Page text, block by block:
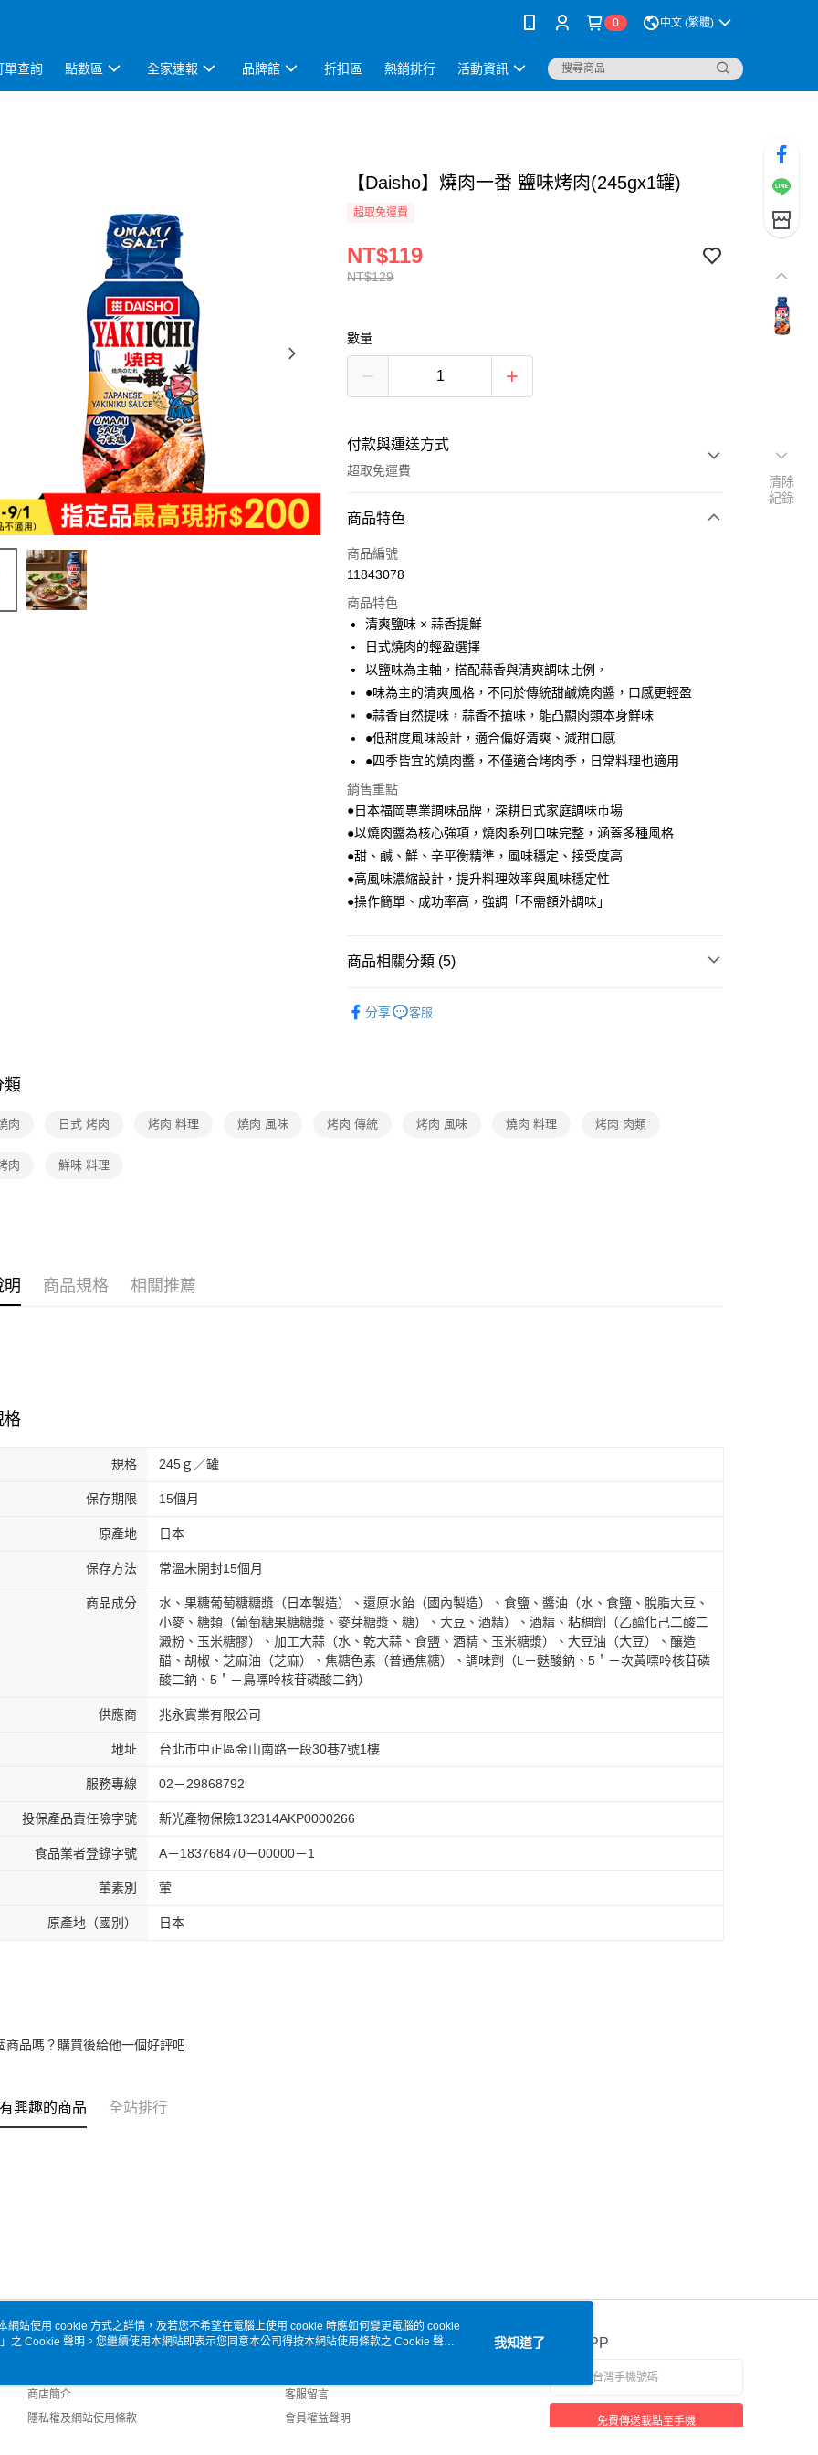
0 中文 (繁體)
單查詢 點數區 全家速報 品牌館 折扣區 熱銷排行 活動資訊
【Daisho】燒肉一番 鹽味烤肉(245gx1罐)
超取免運費
NT$129
NT$119
數量
付款與運送方式
超取免運費
付款方式
全家線上支付
運送方式
全家取貨付款
免運費
常溫-付款後全家取貨
免運費
商品特色
商品編號
11843078
商品特色
清爽鹽味 × 蒜香提鮮
日式燒肉的輕盈選擇
以鹽味為主軸，搭配蒜香與清爽調味比例，
●味為主的清爽風格，不同於傳統甜鹹燒肉醬，口感更輕盈
●蒜香自然提味，蒜香不搶味，能凸顯肉類本身鮮味
●低甜度風味設計，適合偏好清爽、減甜口感
●四季皆宜的燒肉醬，不僅適合烤肉季，日常料理也適用
銷售重點
●日本福岡專業調味品牌，深耕日式家庭調味市場
●以燒肉醬為核心強項，燒肉系列口味完整，涵蓋多種風格
●甜、鹹、鮮、辛平衡精準，風味穩定、接受度高
●高風味濃縮設計，提升料理效率與風味穩定性
●操作簡單、成功率高，強調「不需額外調味」
商品相關分類 (5)
❚本月主打 世界級普渡 中元袋著走
分享 客服
類
肉 日式 烤肉 烤肉 料理 燒肉 風味 烤肉 傳統 烤肉 風味 燒肉 料理 烤肉 肉類
肉 鮮味 料理
明 商品規格 相關推薦
格
規格 245ｇ／罐
保存期限 15個月
原產地 日本
保存方法 常溫未開封15個月
商品成分
水、果糖葡萄糖糖漿（日本製造）、還原水飴（國內製造）、食鹽、醬油（水、食鹽、脫脂大豆、
小麥、糖類（葡萄糖果糖糖漿、麥芽糖漿、糖）、大豆、酒精）、酒精、粘稠劑（乙醯化己二酸二
澱粉、玉米糖膠）、加工大蒜（水、乾大蒜、食鹽、酒精、玉米糖漿）、大豆油（大豆）、釀造
醋、胡椒、芝麻油（芝麻）、焦糖色素（普通焦糖）、調味劑（L－麩酸鈉、5＇－次黃嘌呤核苷磷
酸二鈉、5＇－鳥嘌呤核苷磷酸二鈉）
供應商 兆永實業有限公司
地址 台北市中正區金山南路一段30巷7號1樓
服務專線 02－29868792
投保產品責任險字號 新光產物保險132314AKP0000266
食品業者登錄字號 A－183768470－00000－1
葷素別 葷
原產地（國別） 日本
商品嗎？購買後給他一個好評吧
興趣的商品 全站排行
關於我們
商店簡介
隱私權及網站使用條款
客服資訊
客服留言
會員權益聲明
官方APP
免費傳送載點至手機
清除
紀錄
網站使用 cookie 方式之詳情，及若您不希望在電腦上使用 cookie 時應如何變更電腦的 cookie
」之 Cookie 聲明。您繼續使用本網站即表示您同意本公司得按本網站使用條款之 Cookie 聲明
我知道了